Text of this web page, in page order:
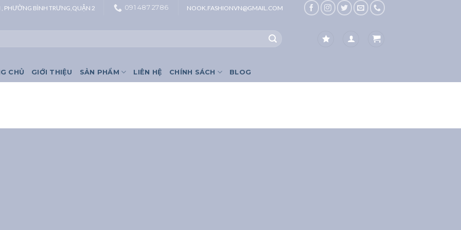
, PHƯỜNG BÌNH TRƯNG,QUẬN 2 091 487 2786 NOOK.FASHIONVN@GMAIL.COM
CHỦ GIỚI THIỆU SẢN PHẨM LIÊN HỆ CHÍNH SÁCH BLOG